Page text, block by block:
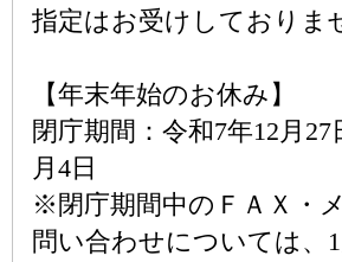
指定はお受けしておりま
【年末年始のお休み】
閉庁期間：令和7年12月27
月4日
※閉庁期間中のＦＡＸ・
問い合わせについては、